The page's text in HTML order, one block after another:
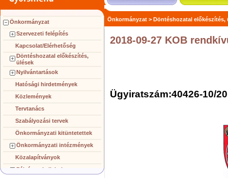
Önkormányzat
Szervezeti felépítés
Kapcsolat/Elérhetőség
Döntéshozatal előkészítés,
ülések
Nyilvántartások
Hatósági hirdetmények
Közlemények
Tervtanács
Szabályozási tervek
Önkormányzati kitüntetettek
Önkormányzati intézmények
Közalapítványok
Pályázatok, licitek
Önkormányzat > Döntéshozatal előkészítés,
2018-09-27 KOB
Ügyiratszám:40426-10/